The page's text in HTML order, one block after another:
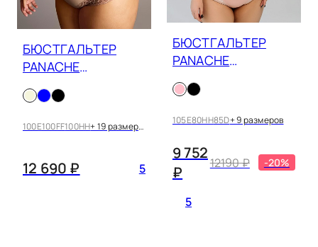
БЮСТГАЛЬТЕР
PANACHE
ESTEL 9685
100E100FF100HH + 19 размеров
12 690 ₽ 5
БЮСТГАЛЬТЕР
PANACHE
SCULPTRESSE
ROXIE 9586
105E80HH85D+ 9 размеров
9 752
₽
12190 ₽ -20%
5